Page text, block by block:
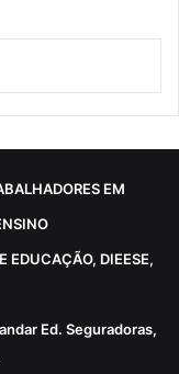
EM
EDUCAÇÃO, DIEESE,
Ed. Seguradoras,